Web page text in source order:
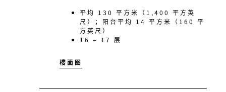
平均 130 平方米（1,400 平方英
尺）；阳台平均 14 平方米（160 平
方英尺）
16 – 17 层
楼面图